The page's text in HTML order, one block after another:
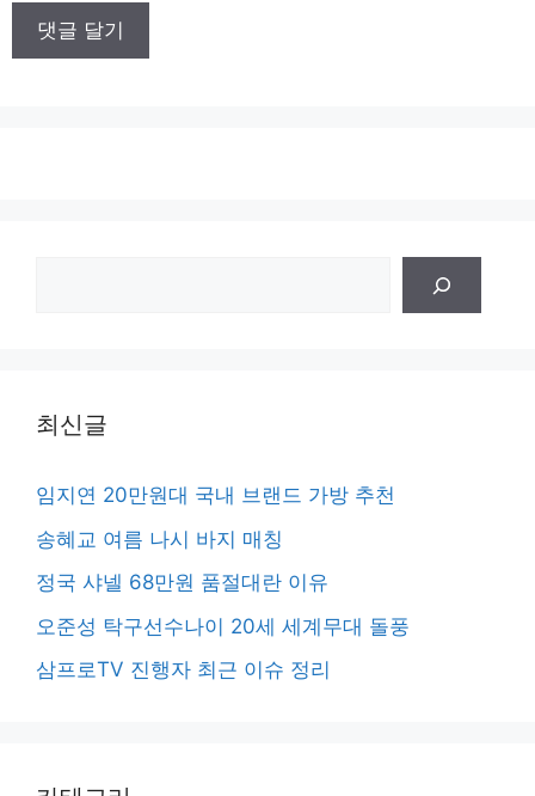
최신글
임지연 20만원대 국내 브랜드 가방 추천
송혜교 여름 나시 바지 매칭
정국 샤넬 68만원 품절대란 이유
오준성 탁구선수나이 20세 세계무대 돌풍
삼프로TV 진행자 최근 이슈 정리